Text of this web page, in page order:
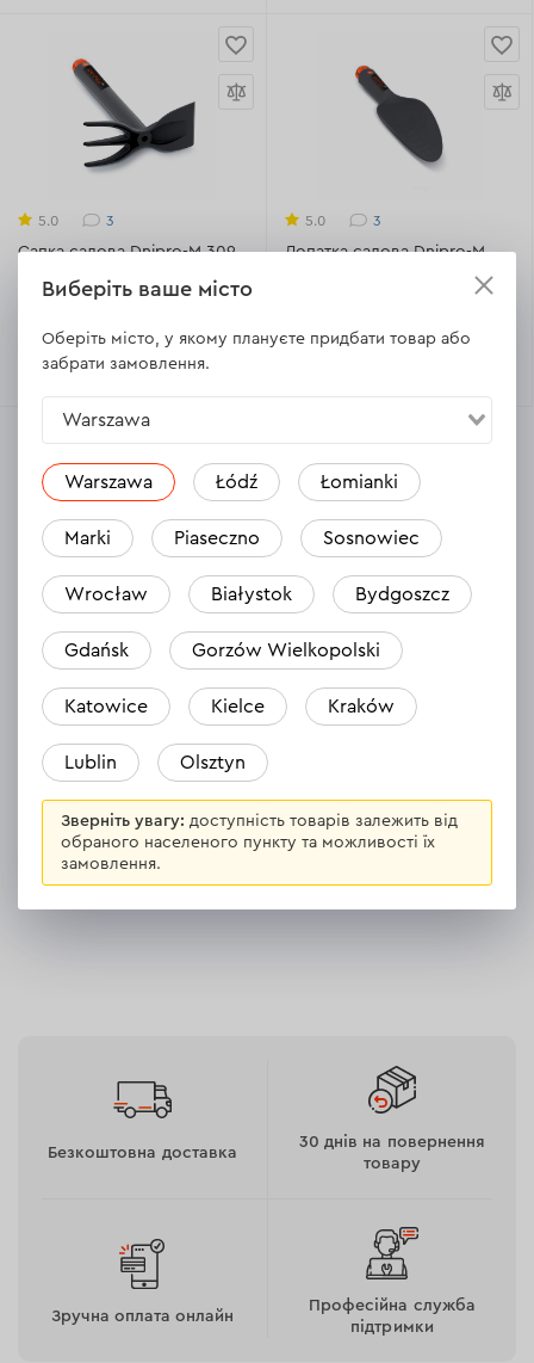
5.0 3
Сапка садова Dnipro-M 309
Немає в наявності
5.0 3
Лопатка садова Dnipro-M
Немає в наявності
Відгуки
Сапка садова Dnipro-M 309 мм
15.04.2024
Super. Chociaż mała ale ciężka i solidnie
wykonana. Polecam wszystkim.
Безкоштовна доставка
30 днів на повернення
товару
Зручна оплата онлайн
Професійна служба
підтримки
Виберіть ваше місто
Оберіть місто, у якому плануєте придбати товар або
забрати замовлення.
Warszawa
Warszawa Łódź Łomianki
Marki Piaseczno Sosnowiec
Wrocław Białystok Bydgoszcz
Gdańsk Gorzów Wielkopolski
Katowice Kielce Kraków
Lublin Olsztyn
Зверніть увагу: доступність товарів залежить від
обраного населеного пункту та можливості їх
замовлення.